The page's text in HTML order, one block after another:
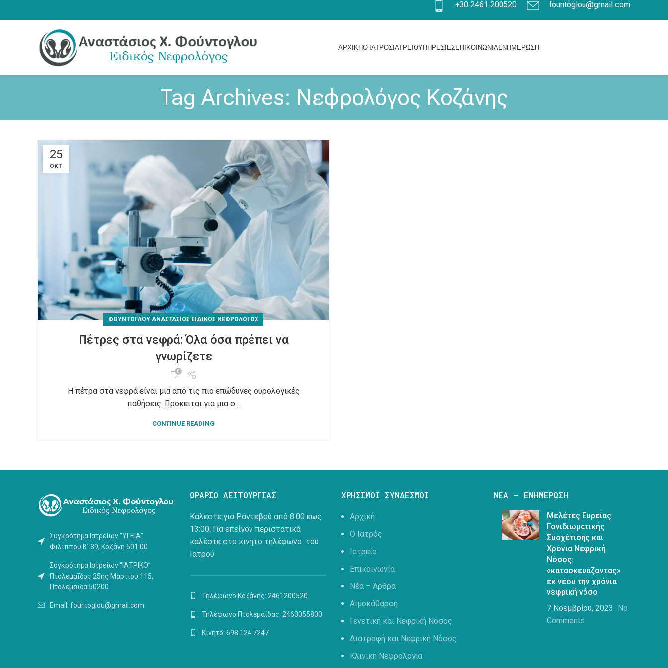
+30 2461 200520 fountoglou@gmail.com
ΑΡΧΙΚΗΟ ΙΑΤΡΟΣΙΑΤΡΕΊΟΥΠΗΡΕΣΊΕΣΕΠΙΚΟΙΝΩΝΊΑΕΝΗΜΈΡΩΣΗ
Tag Archives: Νεφρολόγος Κοζάνης
25
ΟΚΤ
ΦΟΎΝΤΟΓΛΟΥ ΑΝΑΣΤΆΣΙΟΣ EΙΔΙΚΌΣ ΝΕΦΡΟΛΌΓΟΣ
Πέτρες στα νεφρά: Όλα όσα πρέπει να
γνωρίζετε
0
Η πέτρα στα νεφρά είναι μια από τις πιο επώδυνες ουρολογικές
παθήσεις. Πρόκειται για μια σ...
CONTINUE READING
Συγκρότημα Ιατρείων “ΥΓΕΙΑ”
Φιλίππου Β΄ 39, Κοζάνη 501 00
Συγκρότημα Ιατρείων “ΙΑΤΡΙΚΟ”
Πτολεμαΐδος 25ης Μαρτίου 115,
Πτολεμαΐδα 50200
Email: fountoglou@gmail.com
ΩΡΑΡΙΟ ΛΕΙΤΟΥΡΓΙΑΣ
Καλέστε για Ραντεβού από 8:00 έως
13:00. Για επείγον περιστατικά
καλέστε στο κινητό τηλέφωνο του
Ιατρού
Τηλέφωνο Κοζάνης: 2461200520
Τηλέφωνο Πτολεμαΐδας: 2463055800
Κινητό: 698 124 7247
ΧΡΗΣΙΜΟΙ ΣΥΝΔΕΣΜΟΙ
Αρχική
Ο Ιατρός
Ιατρείο
Επικοινωνία
Νέα – Άρθρα
Αιμοκάθαρση
Γενετική και Νεφρική Νόσος
Διατροφή και Νεφρική Νόσος
Κλινική Νεφρολογία
ΝΈΑ – ΕΝΗΜΈΡΩΣΗ
Μελέτες Ευρείας
Γονιδιωματικής
Συσχέτισης και
Χρόνια Νεφρική
Νόσος:
«κατασκευάζοντας»
εκ νέου την χρόνια
νεφρική νόσο
7 Νοεμβρίου, 2023
No
Comments